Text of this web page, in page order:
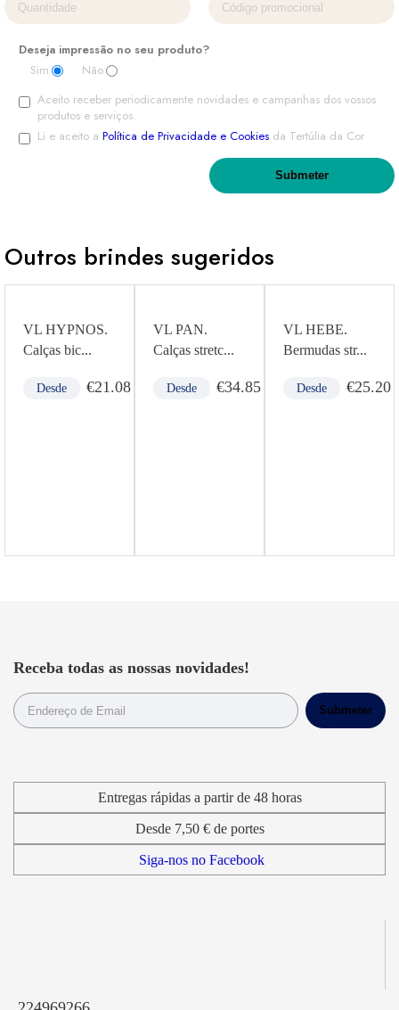
Deseja impressão no seu produto?
Sim
Não
Aceito receber periodicamente novidades e campanhas dos vossos
produtos e serviços.
Li e aceito a Política de Privacidade e Cookies da Tertúlia da Cor
Outros brindes sugeridos
VL HYPNOS.
Calças bic...
Desde €21.08
VL PAN.
Calças stretc...
Desde €34.85
VL HEBE.
Bermudas str...
Desde €25.20
Receba todas as nossas novidades!
Entregas rápidas a partir de 48 horas
Desde 7,50 € de portes
Siga-nos no Facebook